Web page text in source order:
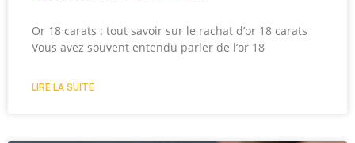
Or 18 carats : tout savoir sur le rachat d’or 18 carats
Vous avez souvent entendu parler de l’or 18
LIRE LA SUITE